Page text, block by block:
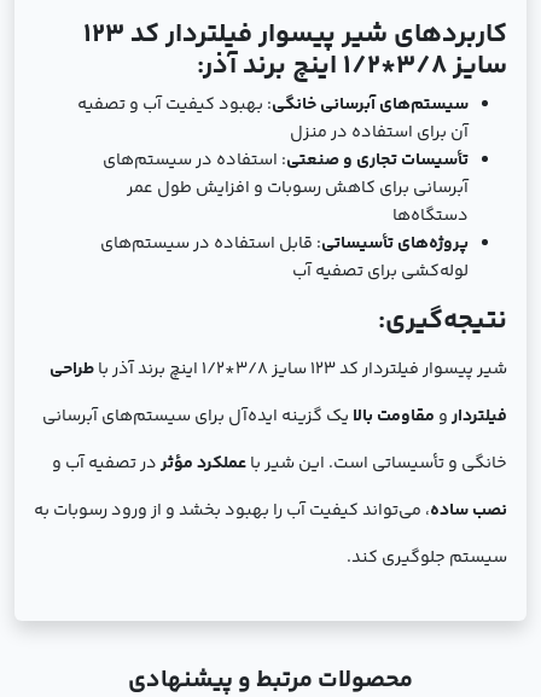
کاربردهای شیر پیسوار فیلتردار کد 123
سایز 3/8*1/2 اینچ برند آذر:
سیستم‌های آبرسانی خانگی: بهبود کیفیت آب و تصفیه
آن برای استفاده در منزل
تأسیسات تجاری و صنعتی: استفاده در سیستم‌های
آبرسانی برای کاهش رسوبات و افزایش طول عمر
دستگاه‌ها
پروژه‌های تأسیساتی: قابل استفاده در سیستم‌های
لوله‌کشی برای تصفیه آب
نتیجه‌گیری:
شیر پیسوار فیلتردار کد 123 سایز 3/8*1/2 اینچ برند آذر با
طراحی
فیلتردارو مقاومت بالا یک گزینه ایده‌آل برای سیستم‌های آبرسانی
خانگی و تأسیساتی است. این شیر باعملکرد مؤثردر تصفیه آب و
نصب ساده، می‌تواند کیفیت آب را بهبود بخشد و از ورود رسوبات به
سیستم جلوگیری کند.
محصولات مرتبط و پیشنهادی